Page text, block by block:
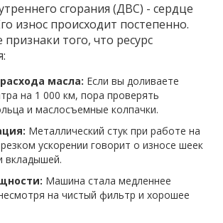
сгорания (ДВС) - сердце
износ происходит постепенно.
того, что ресурс
масла: Если вы доливаете
на 1 000 км, пора проверять
и маслосъемные колпачки.
Металлический стук при работе на
ускорении говорит о износе шеек
вкладышей.
Машина стала медленнее
на чистый фильтр и хорошее